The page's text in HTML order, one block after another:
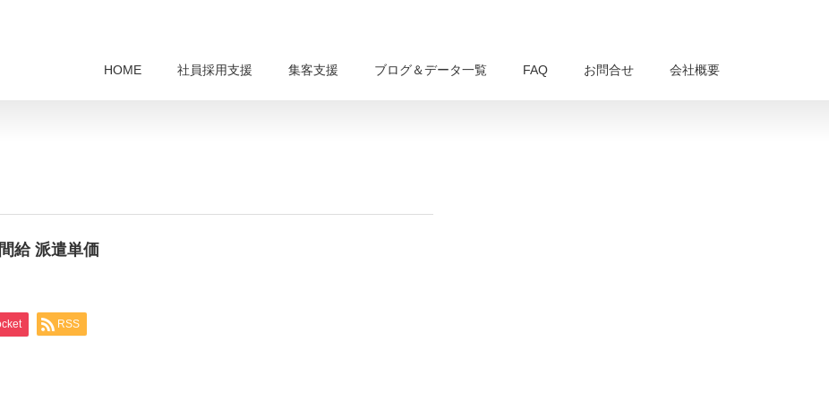
HOME 社員採用支援 集客支援 ブログ＆データ一覧 FAQ お問合せ 会社概要
給 派遣単価
RSS